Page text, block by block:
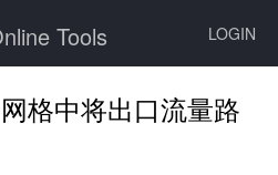
LOGIN
Tools
格中将出口流量路